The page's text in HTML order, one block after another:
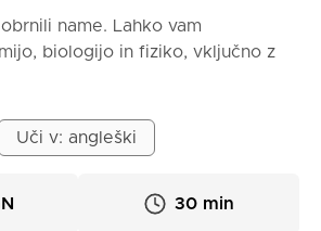
name. Lahko vam
biologijo in fiziko, vključno z
projekti in pripravo na izpite.
bom, da boste vse razumeli
opravili svoje naloge.
Uči v: angleški
30 min